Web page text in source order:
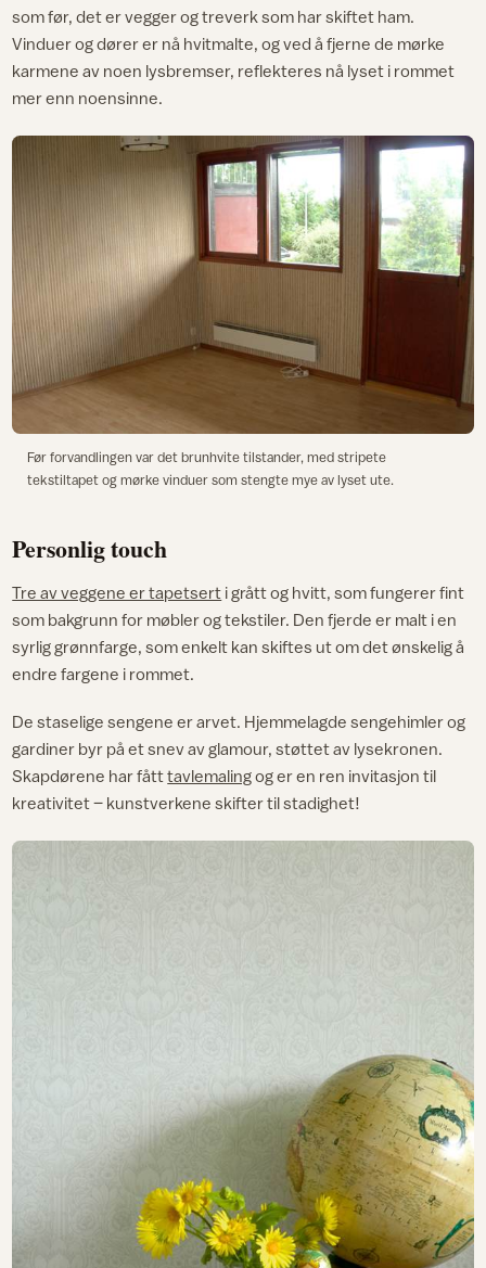
som før, det er vegger og treverk som har skiftet ham.
Vinduer og dører er nå hvitmalte, og ved å fjerne de mørke
karmene av noen lysbremser, reflekteres nå lyset i rommet
mer enn noensinne.
Før forvandlingen var det brunhvite tilstander, med stripete
tekstiltapet og mørke vinduer som stengte mye av lyset ute.
Personlig touch
Tre av veggene er tapetsert i grått og hvitt, som fungerer fint
som bakgrunn for møbler og tekstiler. Den fjerde er malt i en
syrlig grønnfarge, som enkelt kan skiftes ut om det ønskelig å
endre fargene i rommet.
De staselige sengene er arvet. Hjemmelagde sengehimler og
gardiner byr på et snev av glamour, støttet av lysekronen.
Skapdørene har fåtttavlemalingog er en ren invitasjon til
kreativitet – kunstverkene skifter til stadighet!